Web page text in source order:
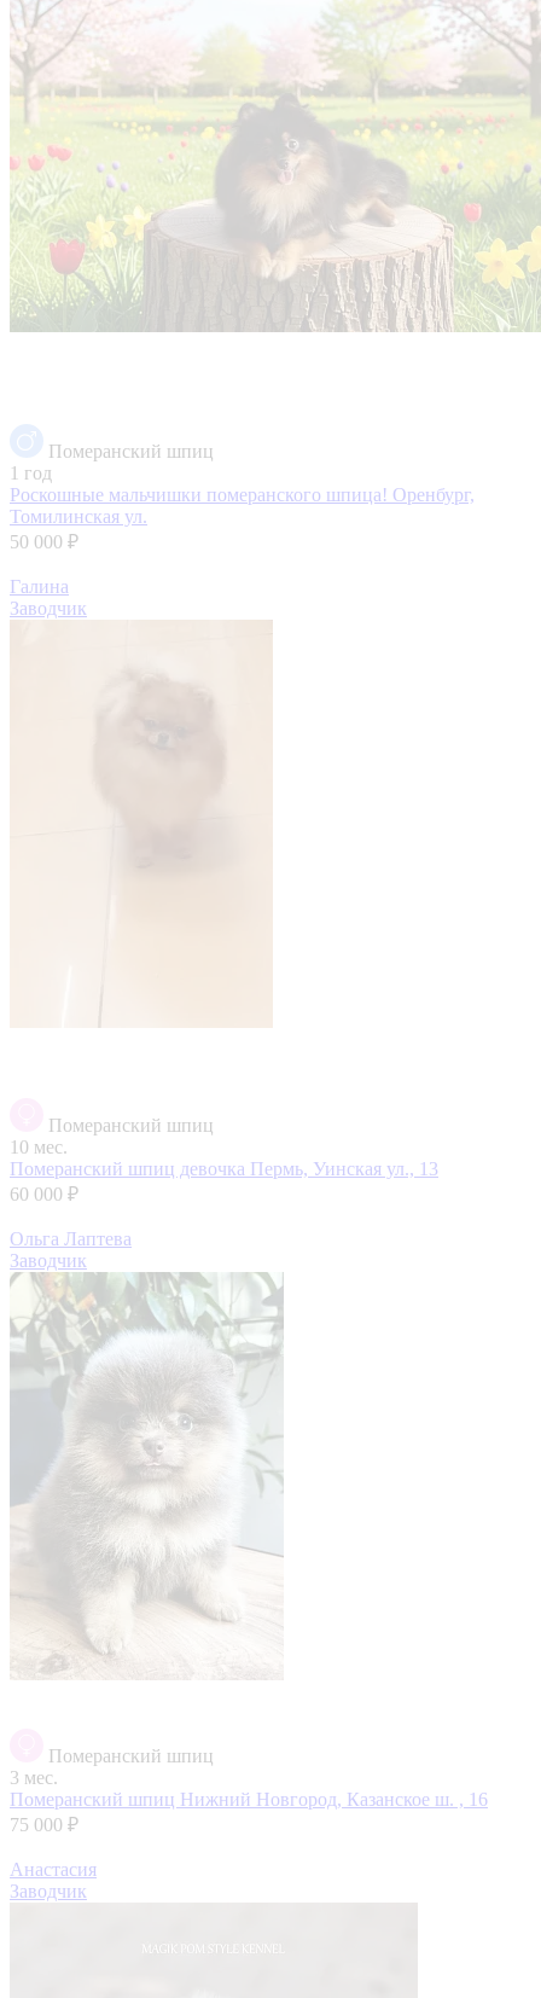
Померанский шпиц
1 год
Роскошные мальчишки померанского шпица! Оренбург,
Томилинская ул.
50 000 ₽
Галина
Заводчик
Померанский шпиц
10 мес.
Померанский шпиц девочка Пермь, Уинская ул., 13
60 000 ₽
Ольга Лаптева
Заводчик
Померанский шпиц
3 мес.
Померанский шпиц Нижний Новгород, Казанское ш. , 16
75 000 ₽
Анастасия
Заводчик